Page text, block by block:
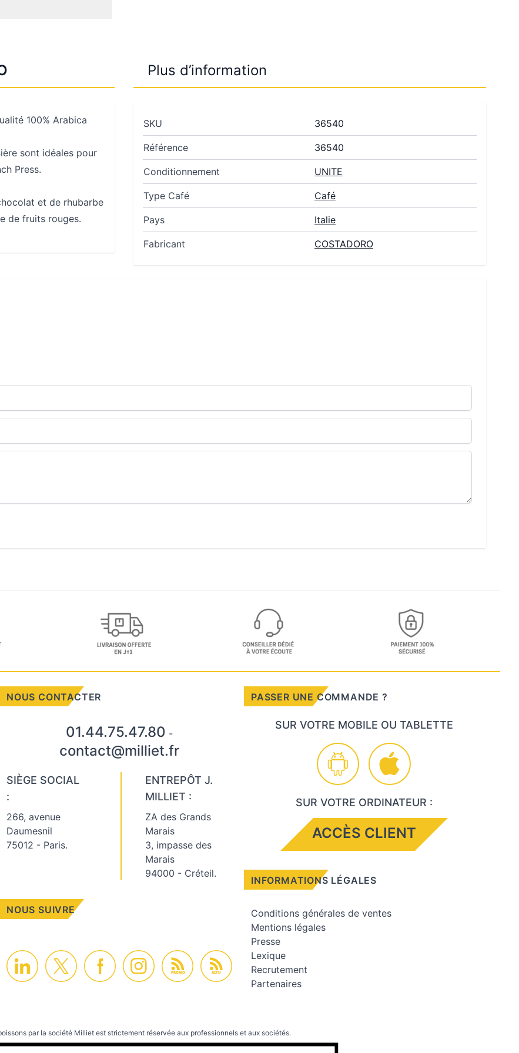
100% Arabica
sont idéales pour
Press.
et de rhubarbe
de fruits rouges.
Plus d’information
SKU 36540
Référence 36540
Conditionnement UNITE
Type Café Café
Pays Italie
Fabricant COSTADORO
NOUS CONTACTER
01.44.75.47.80 -
contact@milliet.fr
SIÈGE SOCIAL
:
266, avenue
Daumesnil
75012 - Paris.
ENTREPÔT J.
MILLIET :
ZA des Grands
Marais
3, impasse des
Marais
94000 - Créteil.
NOUS SUIVRE
PROMO ACTU
PASSER UNE COMMANDE ?
SUR VOTRE MOBILE OU TABLETTE
SUR VOTRE ORDINATEUR :
ACCÈS CLIENT
INFORMATIONS LÉGALES
Conditions générales de ventes
Mentions légales
Presse
Lexique
Recrutement
Partenaires
par la société Milliet est strictement réservée aux professionnels et aux sociétés.